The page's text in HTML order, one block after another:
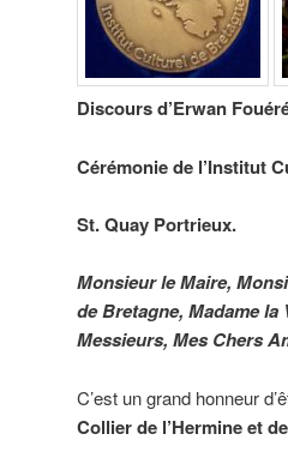
Discours d’Erwan
Cérémonie de l’Institut
St. Quay Portrieux.
Monsieur le Maire,
de Bretagne, Madame
Messieurs, Mes Chers
C’est un grand honneur
Collier de l’Hermine et